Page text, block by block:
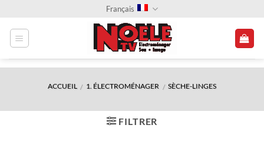
contenu
Français
ACCUEIL / 1. ÉLECTROMÉNAGER / SÈCHE-LINGES
FILTRER